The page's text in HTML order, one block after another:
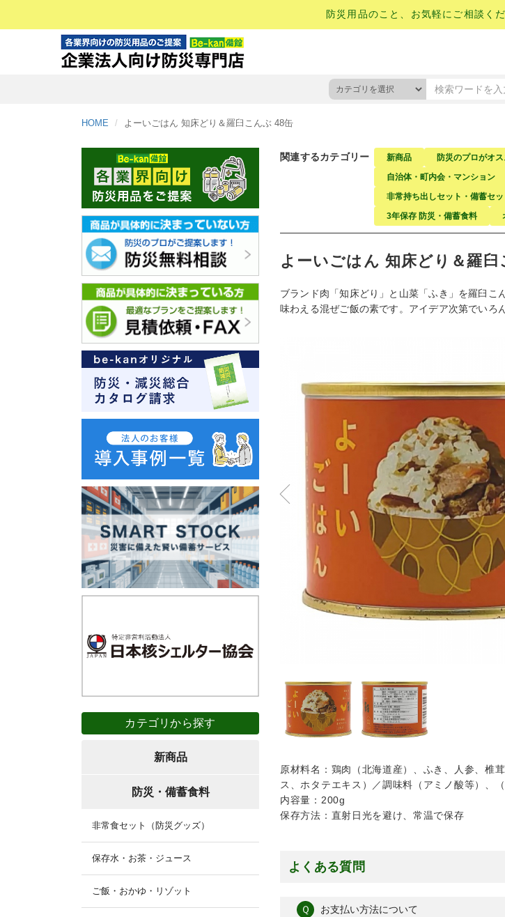
防災用品のこと、お気軽にご相談くだ
HOME よーいごはん 知床どり＆羅臼こんぶ 48缶
関連するカテゴリー 新商品 防災のプロがオス
自治体・町内会・マンション
非常持ち出しセット・備蓄セッ
3年保存 防災・備蓄食料
よーいごはん 知床どり＆羅臼
ブランド肉「知床どり」と山菜「ふき」を羅臼
味わえる混ぜご飯の素です。アイデア次第でいろ
原材料名：鶏肉（北海道産）、ふき、人参、椎
ス、ホタテエキス）／調味料（アミノ酸等）、
内容量：200g
保存方法：直射日光を避け、常温で保存
よくある質問
Ｑ お支払い方法について
カテゴリから探す
新商品
防災・備蓄食料
非常食セット（防災グッズ）
保存水・お茶・ジュース
ご飯・おかゆ・リゾット